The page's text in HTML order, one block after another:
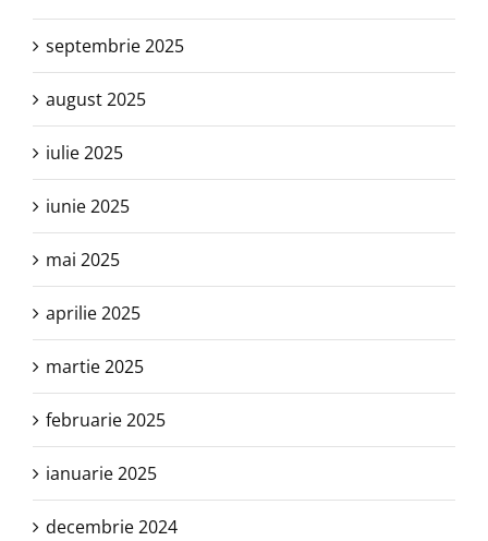
septembrie 2025
august 2025
iulie 2025
iunie 2025
mai 2025
aprilie 2025
martie 2025
februarie 2025
ianuarie 2025
decembrie 2024